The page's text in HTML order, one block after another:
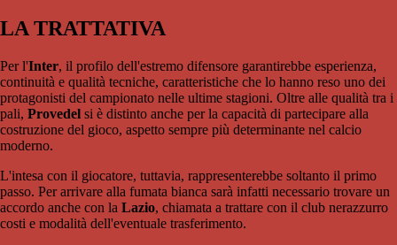
LA TRATTATIVA
Per l'Inter, il profilo dell'estremo difensore garantirebbe esperienza,
continuità e qualità tecniche, caratteristiche che lo hanno reso uno dei
protagonisti del campionato nelle ultime stagioni. Oltre alle qualità tra i
pali, Provedel si è distinto anche per la capacità di partecipare alla
costruzione del gioco, aspetto sempre più determinante nel calcio
moderno.
L'intesa con il giocatore, tuttavia, rappresenterebbe soltanto il primo
passo. Per arrivare alla fumata bianca sarà infatti necessario trovare un
accordo anche con la Lazio, chiamata a trattare con il club nerazzurro
costi e modalità dell'eventuale trasferimento.